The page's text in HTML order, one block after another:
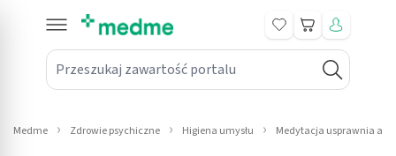
Przeszukaj zawartość portalu
Koszyk
submenu: Leki na receptę
Medme Zdrowie psychiczne Higiena umysłu Medytacja usprawnia